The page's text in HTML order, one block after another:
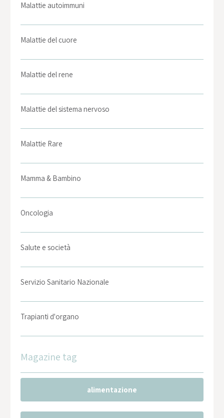
Malattie autoimmuni
Malattie del cuore
Malattie del rene
Malattie del sistema nervoso
Malattie Rare
Mamma & Bambino
Oncologia
Salute e società
Servizio Sanitario Nazionale
Trapianti d'organo
Magazine tag
alimentazione